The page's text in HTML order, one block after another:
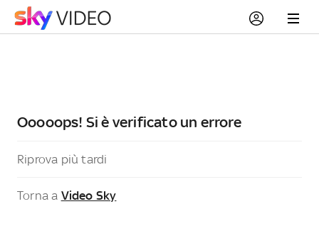
Ooooops! Si è verificato un errore
Riprova più tardi
Torna a Video Sky